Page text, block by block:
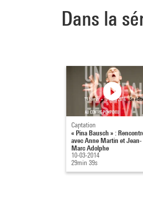
Dans la
Captation
« Pina Bausch » :
avec Anne Martin et Jean-
Marc Adolphe
10-03-2014
29min 39s